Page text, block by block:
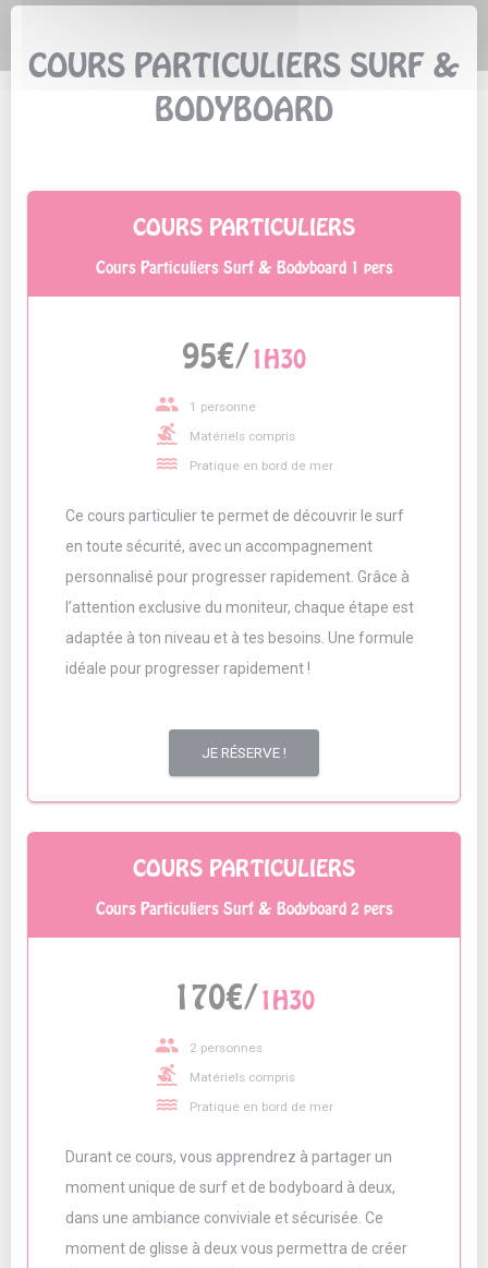
COURS PARTICULIERS SURF &
BODYBOARD
COURS PARTICULIERS
Cours Particuliers Surf & Bodyboard 1 pers
95€/1H30
people 1 personne
surfing Matériels compris
water Pratique en bord de mer
Ce cours particulier te permet de découvrir le surf
en toute sécurité, avec un accompagnement
personnalisé pour progresser rapidement. Grâce à
l’attention exclusive du moniteur, chaque étape est
adaptée à ton niveau et à tes besoins. Une formule
idéale pour progresser rapidement !
JE RÉSERVE !
COURS PARTICULIERS
Cours Particuliers Surf & Bodyboard 2 pers
170€/1H30
people 2 personnes
surfing Matériels compris
water Pratique en bord de mer
Durant ce cours, vous apprendrez à partager un
moment unique de surf et de bodyboard à deux,
dans une ambiance conviviale et sécurisée. Ce
moment de glisse à deux vous permettra de créer